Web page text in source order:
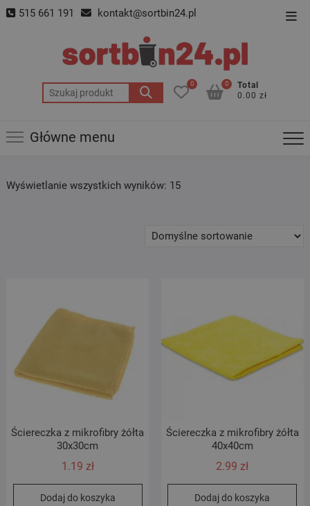
Skip 515 661 191 kontakt@sortbin24.pl
Szukaj:
0
Total
0.00 zł
0
Główne menu
Wyświetlanie wszystkich wyników: 15
Ściereczka z mikrofibry żółta
30x30cm
1.19 zł
Dodaj do koszyka
Ściereczka z mikrofibry żółta
40x40cm
2.99zł
Dodaj do koszyka